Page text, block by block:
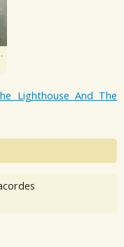
Lighthouse And The